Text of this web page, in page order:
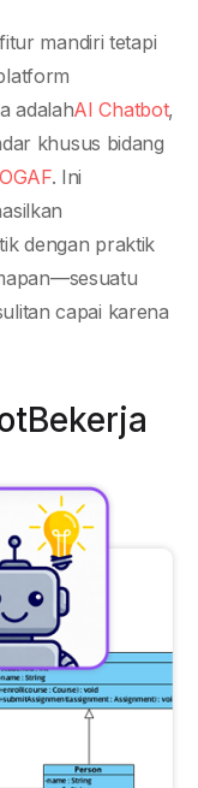
mandiri tetapi
adalahAI Chatbot,
khusus bidang
. Ini
dengan praktik
capai karena
Bekerja